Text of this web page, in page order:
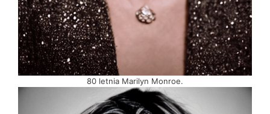
80 letnia Marilyn Monroe.